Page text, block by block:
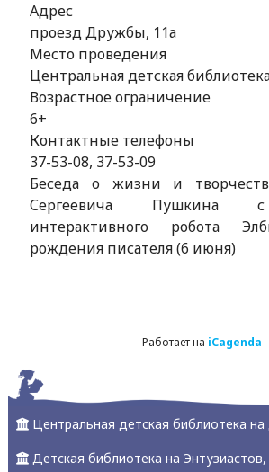
Адрес
проезд Дружбы, 11а
Место проведения
Центральная детская
Возрастное ограничение
6+
Контактные телефоны
37-53-08, 37-53-09
Беседа о жизни и
Сергеевича Пушкина
интерактивного робота
рождения писателя (6 июня)
Работает на iCagenda
Центральная детская библиотека
Детская библиотека на Энтузиастов,